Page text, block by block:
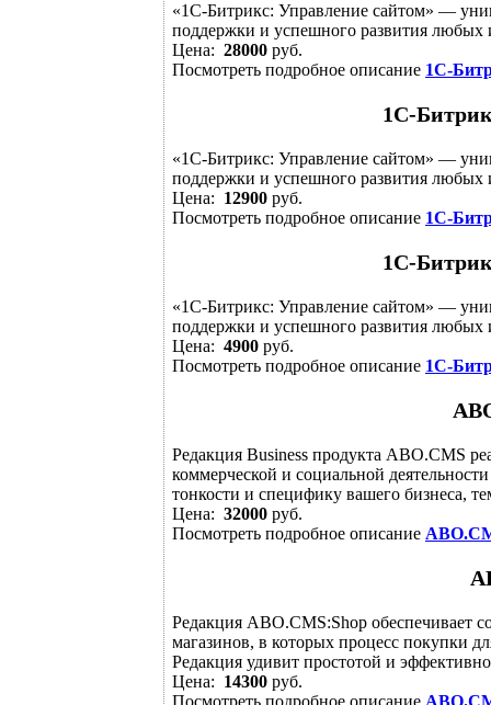
«1С-Битрикс: Управление сайтом» —
поддержки и успешного развития любых
Цена: 28000 руб.
Посмотреть подробное описание 1С-
1С-
«1С-Битрикс: Управление сайтом» —
поддержки и успешного развития любых
Цена: 12900 руб.
Посмотреть подробное описание 1С-
1С-
«1С-Битрикс: Управление сайтом» —
поддержки и успешного развития любых
Цена: 4900 руб.
Посмотреть подробное описание 1С-
Редакция Business продукта ABO.CMS
коммерческой и социальной
тонкости и специфику вашего бизнеса,
Цена: 32000 руб.
Посмотреть подробное описание
Редакция ABO.CMS:Shop обеспечивает
магазинов, в которых процесс покупки
Редакция удивит простотой и
Цена: 14300 руб.
Посмотреть подробное описание